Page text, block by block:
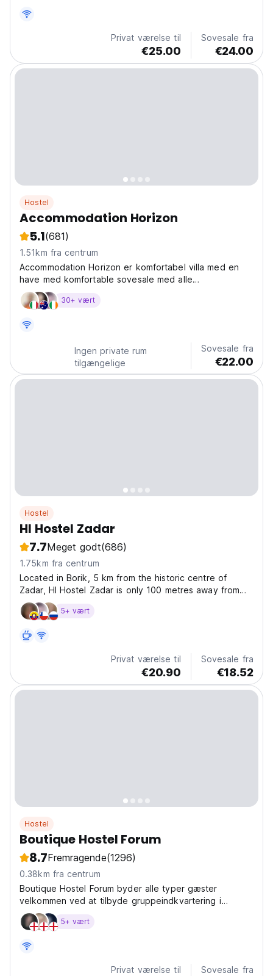
Privat værelse til
€25.00
Sovesale fra
€24.00
Hostel
Accommodation Horizon
5.1(681)
1.51km fra centrum
Accommodation Horizon er komfortabel villa med en
have med komfortable sovesale med alle
bekvemmeligheder
30+ vært
Ingen private rum
tilgængelige
Sovesale fra
€22.00
Hostel
HI Hostel Zadar
7.7Meget godt(686)
1.75km fra centrum
Located in Borik, 5 km from the historic centre of
Zadar, HI Hostel Zadar is only 100 metres away from
the nearest beach. It offers an on-site bar. Free
internet access is provided in public hostel areas, lso in
5+ vært
Privat værelse til
€20.90
Sovesale fra
€18.52
Hostel
Boutique Hostel Forum
8.7Fremragende(1296)
0.38km fra centrum
Boutique Hostel Forum byder alle typer gæster
velkommen ved at tilbyde gruppeindkvartering i
firesengs sovesal med eget bad/toilet og mere intime
private dobbeltværelser. Alle værelser har aircondition,
omkostninger....
5+ vært
Privat værelse til Sovesale fra